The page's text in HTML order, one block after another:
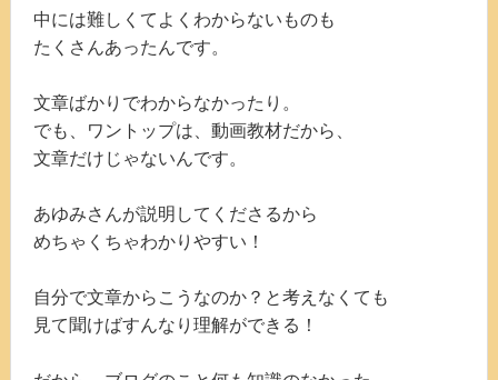
中には難しくてよくわからないものも
たくさんあったんです。
文章ばかりでわからなかったり。
でも、ワントップは、動画教材だから、
文章だけじゃないんです。
あゆみさんが説明してくださるから
めちゃくちゃわかりやすい！
自分で文章からこうなのか？と考えなくても
見て聞けばすんなり理解ができる！